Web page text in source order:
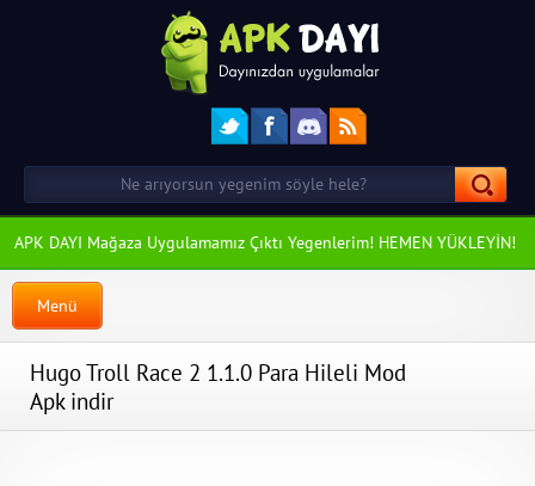
APK DAYI Mağaza Uygulamamız Çıktı Yegenlerim! HEMEN YÜKLEYİN!
Menü
Hugo Troll Race 2 1.1.0 Para Hileli Mod
Apk indir